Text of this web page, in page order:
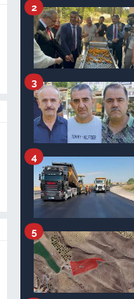
2
3
4
5